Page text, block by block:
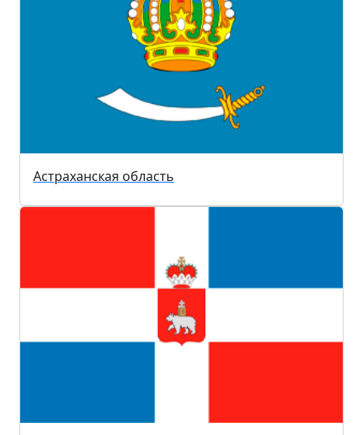
Астраханская область